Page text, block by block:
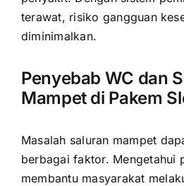
terawat, risiko gangguan
diminimalkan.
Penyebab WC dan
Mampet di Pakem
Masalah saluran mampet
berbagai faktor. Mengetahui
membantu masyarakat